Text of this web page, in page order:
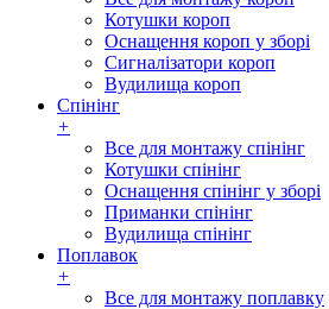
Котушки короп
Оснащення короп у зборі
Сигналізатори короп
Вудилища короп
Спінінг
+
Все для монтажу спінінг
Котушки спінінг
Оснащення спінінг у зборі
Приманки спінінг
Вудилища спінінг
Поплавок
+
Все для монтажу поплавку